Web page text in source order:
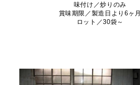
味付け／炒りのみ
賞味期限／製造日より6ヶ月
ロット／30袋～